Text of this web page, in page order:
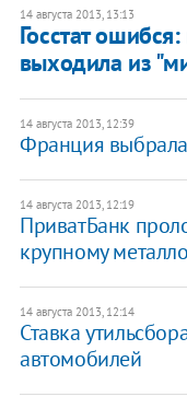
14 августа 2013, 13:13
Госстат
выходила из
14 августа 2013, 12:39
Франция
14 августа 2013, 12:19
ПриватБанк
крупному
14 августа 2013, 12:14
Ставка
автомобилей